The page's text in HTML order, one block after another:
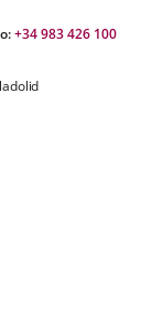
+34 983 426 100